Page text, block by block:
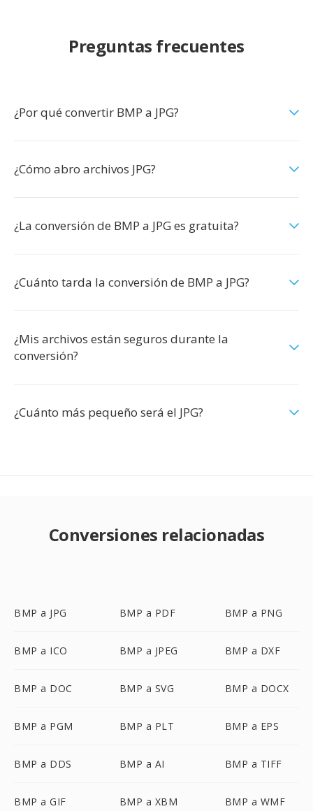
Preguntas frecuentes
¿Por qué convertir BMP a JPG?
¿Cómo abro archivos JPG?
¿La conversión de BMP a JPG es gratuita?
¿Cuánto tarda la conversión de BMP a JPG?
¿Mis archivos están seguros durante la
conversión?
¿Cuánto más pequeño será el JPG?
Conversiones relacionadas
BMP a JPG BMP a PDF BMP a PNG
BMP a ICO BMP a JPEG BMP a DXF
BMP a DOC BMP a SVG BMP a DOCX
BMP a PGM BMP a PLT BMP a EPS
BMP a DDS BMP a AI BMP a TIFF
BMP a GIF BMP a XBM BMP a WMF